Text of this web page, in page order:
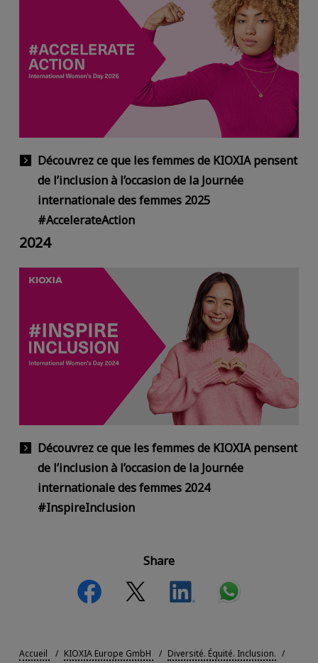
Découvrez ce que les femmes de KIOXIA pensent
de l’inclusion à l’occasion de la Journée
internationale des femmes 2025
#AccelerateAction
2024
Découvrez ce que les femmes de KIOXIA pensent
de l’inclusion à l’occasion de la Journée
internationale des femmes 2024
#InspireInclusion
Share
Accueil KIOXIA Europe GmbH
Diversité. Équité. Inclusion.